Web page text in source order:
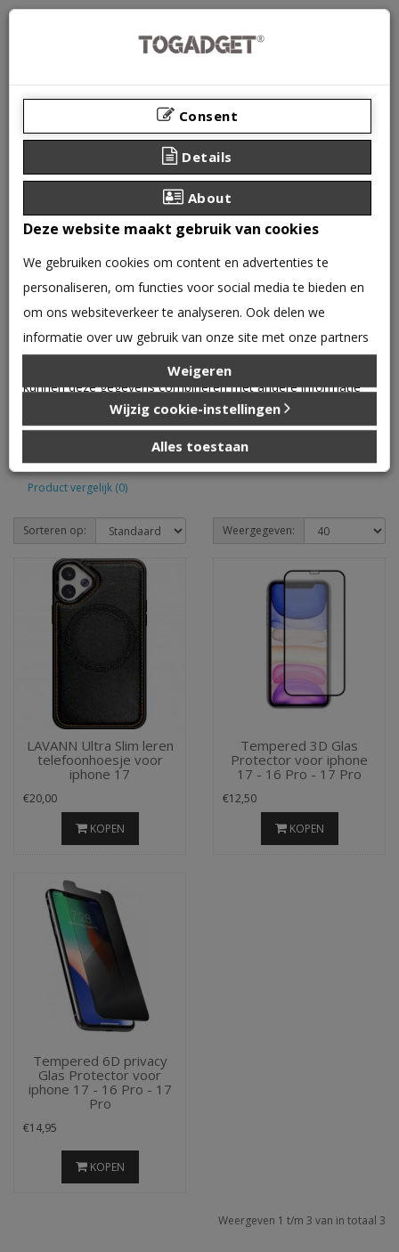
0 product(en) - €0,00
CATEGORIEËN
IPHONE 17
Product vergelijk (0)
Sorteren op: Weergegeven:
LAVANN Ultra Slim leren
telefoonhoesje voor
iphone 17
€20,00
KOPEN
Tempered 3D Glas
Protector voor iphone
17 - 16 Pro - 17 Pro
€12,50
KOPEN
Tempered 6D privacy
Glas Protector voor
iphone 17 - 16 Pro - 17
Pro
€14,95
KOPEN
Weergeven 1 t/m 3 van in totaal 3
Consent
Details
About
Deze website maakt gebruik van cookies
We gebruiken cookies om content en advertenties te
personaliseren, om functies voor social media te bieden en
om ons websiteverkeer te analyseren. Ook delen we
informatie over uw gebruik van onze site met onze partners
kunnen deze gegevens combineren met andere informatie
die u aan ze heeft verstrekt of die ze hebben verzameld op
basis van uw gebruik van hun services.
Weigeren
Wijzig cookie-instellingen
Alles toestaan